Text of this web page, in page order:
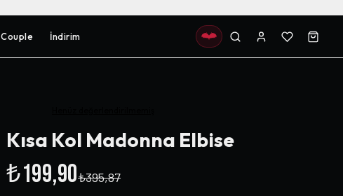
Couple İndirim
Kısa Kol Madonna Elbise
₺199,90₺395,87